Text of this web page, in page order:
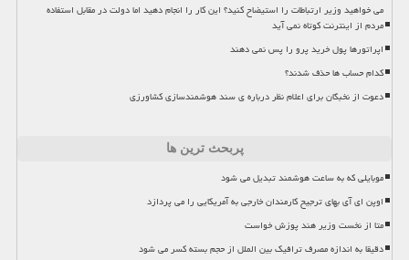
می خواهید وزیر ارتباطات را استیضاح کنید؟ این کار را انجام دهید اما دولت در مقابل استفاده
مردم از اینترنت کوتاه نمی آید
اپراتورها پول خرید پرو را پس نمی دهند
کدام حساب ها حذف شدند؟
دعوت از نخبگان برای اعلام نظر درباره ی سند هوشمندسازی کشاورزی
پربحث ترین ها
موبایلی که به ساعت هوشمند تبدیل می شود
اوپن ای آی بهای ترجیح کارمندان خارجی به آمریکایی را می پردازد
متا از نخست وزیر هند پوزش خواست
دقیقا به اندازه مصرف ترافیک بین الملل از حجم بسته کسر می شود